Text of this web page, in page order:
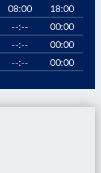
08:00
18:00
--:--
00:00
--:--
00:00
--:--
00:00